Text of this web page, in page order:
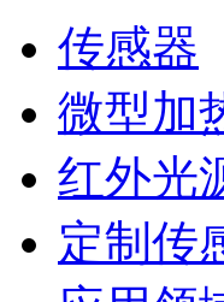
传感器
微型加
红外光
定制传